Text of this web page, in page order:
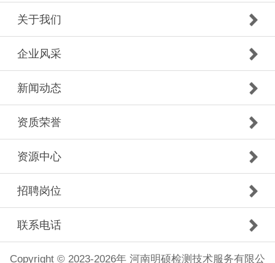
关于我们
企业风采
新闻动态
资质荣誉
资源中心
招聘岗位
联系电话
Copyright © 2023-2026年 河南明硕检测技术服务有限公